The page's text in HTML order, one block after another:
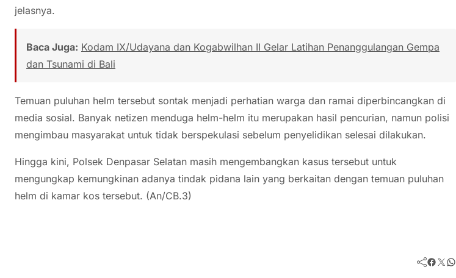
jelasnya.
Baca Juga: Kodam IX/Udayana dan Kogabwilhan II Gelar Latihan Penanggulangan Gempa
dan Tsunami di Bali
Temuan puluhan helm tersebut sontak menjadi perhatian warga dan ramai diperbincangkan di
media sosial. Banyak netizen menduga helm-helm itu merupakan hasil pencurian, namun polisi
mengimbau masyarakat untuk tidak berspekulasi sebelum penyelidikan selesai dilakukan.
Hingga kini, Polsek Denpasar Selatan masih mengembangkan kasus tersebut untuk
mengungkap kemungkinan adanya tindak pidana lain yang berkaitan dengan temuan puluhan
helm di kamar kos tersebut. (An/CB.3)
Facebook Twitter WhatsApp